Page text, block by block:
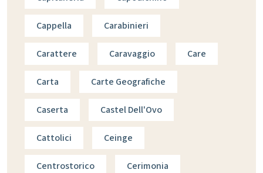
Cappella Carabinieri
Carattere Caravaggio Care
Carta Carte Geografiche
Caserta Castel Dell'Ovo
Cattolici Ceinge
Centrostorico Cerimonia